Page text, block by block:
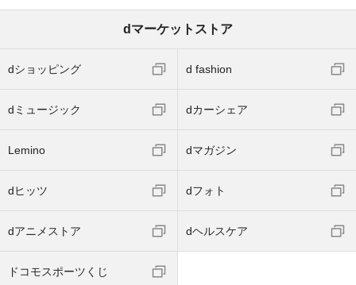
dマーケットストア
dショッピング d fashion
dミュージック dカーシェア
Lemino dマガジン
dヒッツ dフォト
dアニメストア dヘルスケア
ドコモスポーツくじ